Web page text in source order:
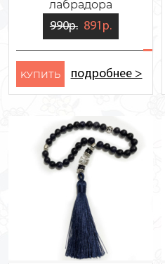
лабрадора
990р. 891р.
KУПИТЬ подробнее >